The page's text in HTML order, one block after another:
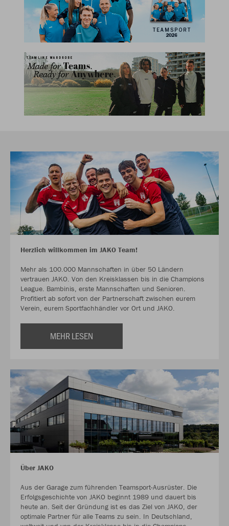
Herzlich willkommen im JAKO Team!
Mehr als 100.000 Mannschaften in über 50 Ländern
vertrauen JAKO. Von den Kreisklassen bis in die Champions
League. Bambinis, erste Mannschaften und Senioren.
Profitiert ab sofort von der Partnerschaft zwischen eurem
Verein, eurem Sportfachhändler vor Ort und JAKO.
MEHR LESEN
Über JAKO
Aus der Garage zum führenden Teamsport-Ausrüster. Die
Erfolgsgeschichte von JAKO beginnt 1989 und dauert bis
heute an. Seit der Gründung ist es das Ziel von JAKO, der
optimale Partner für alle Teams zu sein. In Deutschland,